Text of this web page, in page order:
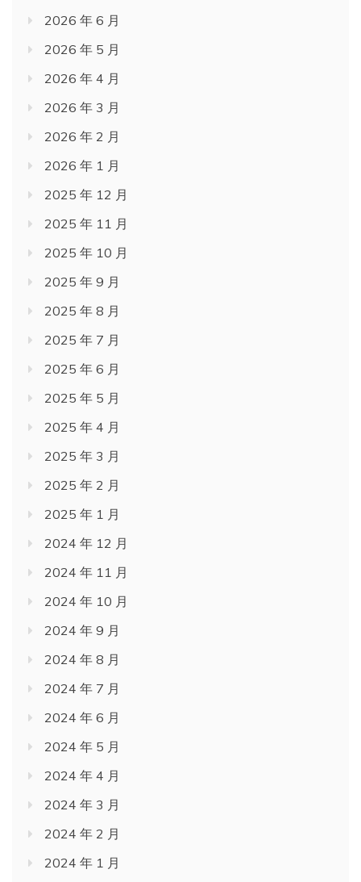
2026 年 6 月
2026 年 5 月
2026 年 4 月
2026 年 3 月
2026 年 2 月
2026 年 1 月
2025 年 12 月
2025 年 11 月
2025 年 10 月
2025 年 9 月
2025 年 8 月
2025 年 7 月
2025 年 6 月
2025 年 5 月
2025 年 4 月
2025 年 3 月
2025 年 2 月
2025 年 1 月
2024 年 12 月
2024 年 11 月
2024 年 10 月
2024 年 9 月
2024 年 8 月
2024 年 7 月
2024 年 6 月
2024 年 5 月
2024 年 4 月
2024 年 3 月
2024 年 2 月
2024 年 1 月